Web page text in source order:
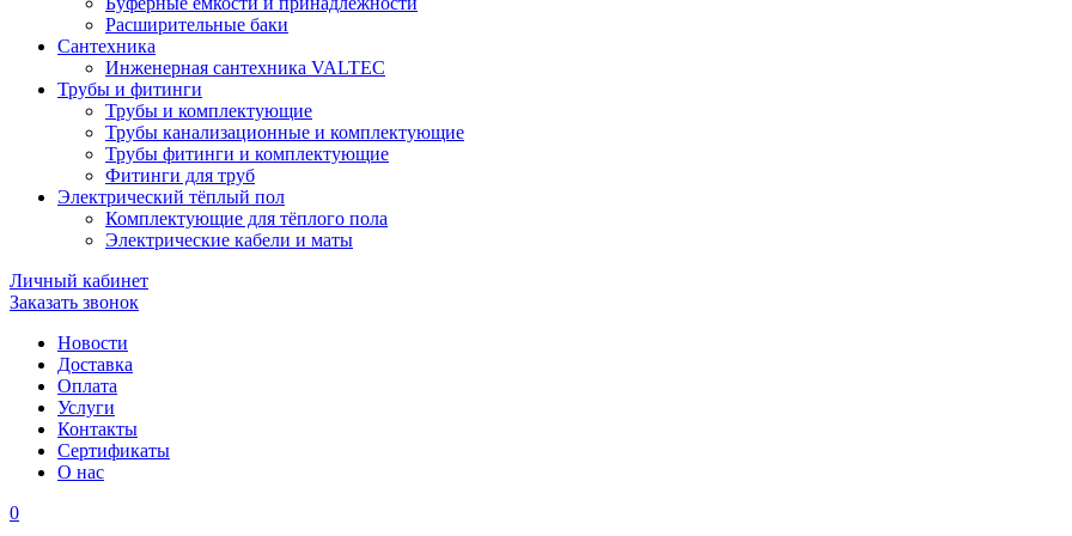
Расширительные баки
Сантехника
Инженерная сантехника VALTEC
Трубы и фитинги
Трубы и комплектующие
Трубы канализационные и комплектующие
Трубы фитинги и комплектующие
Фитинги для труб
Электрический тёплый пол
Комплектующие для тёплого пола
Электрические кабели и маты
Личный кабинет
Заказать звонок
Новости
Доставка
Оплата
Услуги
Контакты
Cертификаты
О нас
0